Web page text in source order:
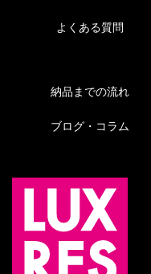
よくある質問
納品までの流れ
ブログ・コラム